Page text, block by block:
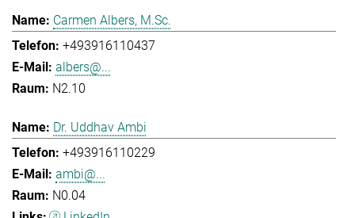
Carmen Albers, M.Sc.
+493916110437
albers@...
N2.10
Dr. Uddhav Ambi
+493916110229
ambi@...
N0.04